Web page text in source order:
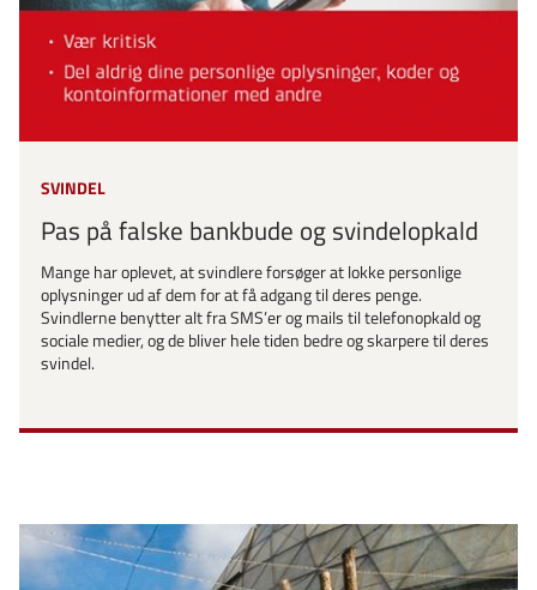
SVINDEL
Pas på falske bankbude og svindelopkald
Mange har oplevet, at svindlere forsøger at lokke personlige
oplysninger ud af dem for at få adgang til deres penge.
Svindlerne benytter alt fra SMS’er og mails til telefonopkald og
sociale medier, og de bliver hele tiden bedre og skarpere til deres
svindel.